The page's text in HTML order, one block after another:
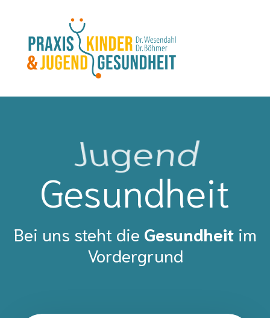
Kinder
Gesundheit
Bei uns steht die Gesundheit im
Vordergrund